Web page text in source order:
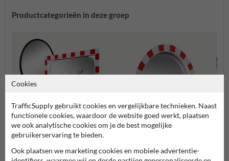
Productcategorieën in deze groep
Anti-condens
Acryl en veiligheidsglas
Cookies
TrafficSupply gebruikt cookies en vergelijkbare technieken. Naast
functionele cookies, waardoor de website goed werkt, plaatsen
we ook analytische cookies om je de best mogelijke
gebruikerservaring te bieden.
Ook plaatsen we marketing cookies en mobiele advertentie-